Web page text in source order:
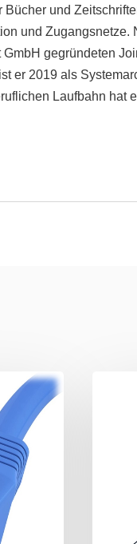
und
und Zugangsnetze.
gegründeten
er 2019 als
Laufbahn hat